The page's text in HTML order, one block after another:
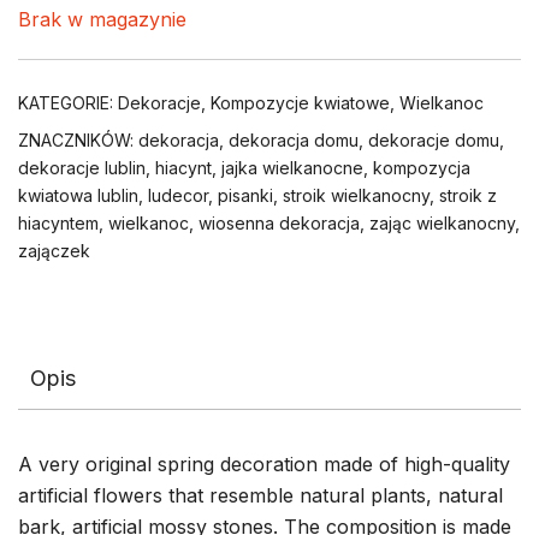
Brak w magazynie
KATEGORIE: Dekoracje Kompozycje kwiatowe Wielkanoc
ZNACZNIKÓW: dekoracja dekoracja domu dekoracje domu
dekoracje lublin hiacynt jajka wielkanocne kompozycja
kwiatowa lublin ludecor, pisanki stroik wielkanocny, stroik z
hiacyntem wielkanoc wiosenna dekoracja zając wielkanocny,
zajączek
Opis
A very original spring decoration made of high-quality
artificial flowers that resemble natural plants, natural
bark, artificial mossy stones. The composition is made